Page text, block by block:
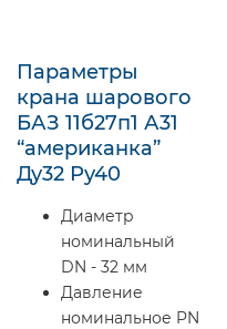
Параметры
крана шарового
БАЗ 11б27п1 А31
“американка”
Ду32 Ру40
Диаметр
номинальный
DN - 32 мм
Давление
номинальное PN